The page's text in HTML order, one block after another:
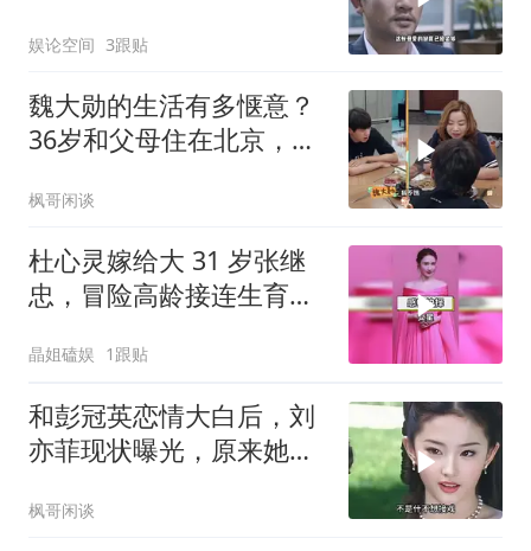
娱论空间 3跟贴
魏大勋的生活有多惬意？
36岁和父母住在北京，每
枫哥闲谈
杜心灵嫁给大 31 岁张继
忠，冒险高龄接连生育四
晶姐磕娱 1跟贴
和彭冠英恋情大白后，刘
亦菲现状曝光，原来她和
枫哥闲谈